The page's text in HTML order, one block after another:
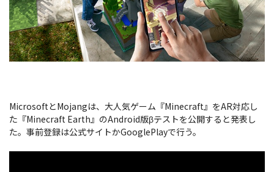
MicrosoftとMojangは、大人気ゲーム『Minecraft』をAR対応し
た『Minecraft Earth』のAndroid版βテストを公開すると発表し
た。事前登録は公式サイトかGooglePlayで行う。